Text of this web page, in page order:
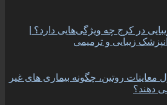
در کرج چه ویژگی‌هایی دارد؟ |
زیبایی و ترمیمی
معاینات روتین، چگونه بیماری های غیر
دهند؟